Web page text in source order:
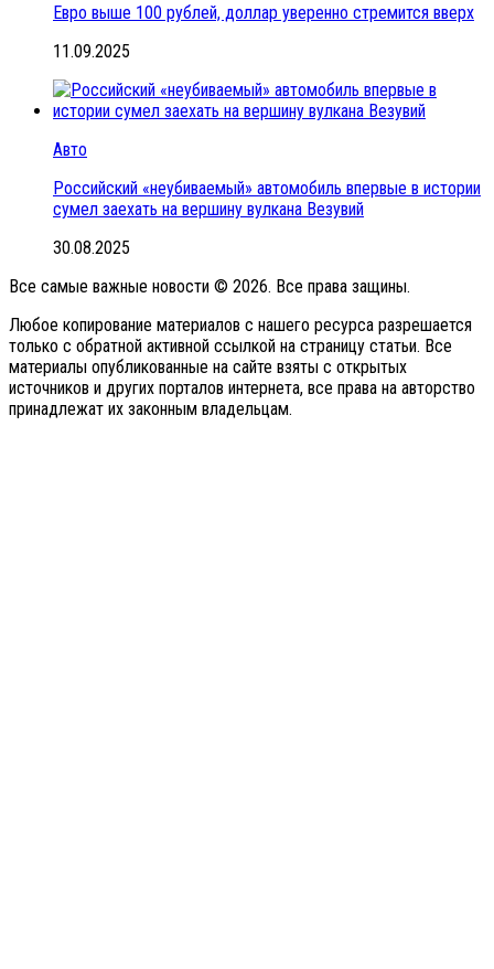
Евро выше 100 рублей, доллар уверенно стремится вверх
11.09.2025
Авто
Российский «неубиваемый» автомобиль впервые в истории
сумел заехать на вершину вулкана Везувий
30.08.2025
Все самые важные новости © 2026. Все права защины.
Любое копирование материалов с нашего ресурса разрешается
только с обратной активной ссылкой на страницу статьи. Все
материалы опубликованные на сайте взяты с открытых
источников и других порталов интернета, все права на авторство
принадлежат их законным владельцам.